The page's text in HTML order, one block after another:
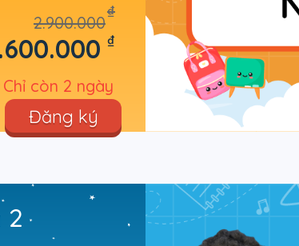
2.900.000
₫
₫
Chỉ còn 2 ngày
Đăng ký
2